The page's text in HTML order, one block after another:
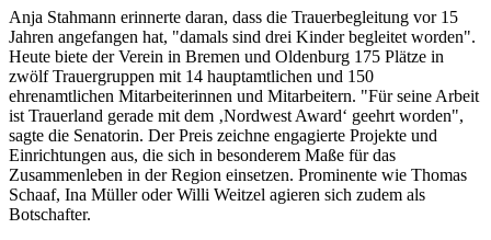
Anja Stahmann erinnerte daran, dass die Trauerbegleitung vor 15
Jahren angefangen hat, "damals sind drei Kinder begleitet worden".
Heute biete der Verein in Bremen und Oldenburg 175 Plätze in
zwölf Trauergruppen mit 14 hauptamtlichen und 150
ehrenamtlichen Mitarbeiterinnen und Mitarbeitern. "Für seine Arbeit
ist Trauerland gerade mit dem ‚Nordwest Award‘ geehrt worden",
sagte die Senatorin. Der Preis zeichne engagierte Projekte und
Einrichtungen aus, die sich in besonderem Maße für das
Zusammenleben in der Region einsetzen. Prominente wie Thomas
Schaaf, Ina Müller oder Willi Weitzel agieren sich zudem als
Botschafter.